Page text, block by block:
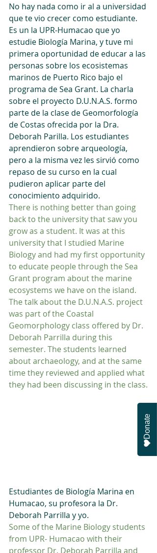
No hay nada como ir al a universidad
que te vio crecer como estudiante.
Es un la UPR-Humacao que yo
estudie Biología Marina, y tuve mi
primera oportunidad de educar a las
personas sobre los ecosistemas
marinos de Puerto Rico bajo el
programa de Sea Grant. La charla
sobre el proyecto D.U.N.A.S. formo
parte de la clase de Geomorfología
de Costas ofrecida por la Dra.
Deborah Parilla. Los estudiantes
aprendieron sobre arqueología,
pero a la misma vez les sirvió como
repaso de su curso en la cual
pudieron aplicar parte del
conocimiento adquirido.
There is nothing better than going
back to the university that saw you
grow as a student. It was at this
university that I studied Marine
Biology and had my first opportunity
to educate people through the Sea
Grant program about the marine
ecosystems we have on the island.
The talk about the D.U.N.A.S. project
was part of the Coastal
Geomorphology class offered by Dr.
Deborah Parrilla during this
semester. The students learned
about archaeology, and at the same
time they reviewed and applied what
they had been discussing in the class.
Estudiantes de Biología Marina en
Humacao, su profesora la Dr.
Deborah Parrilla y yo.
Some of the Marine Biology students
from UPR- Humacao with their
professor Dr. Deborah Parrilla and
Donate